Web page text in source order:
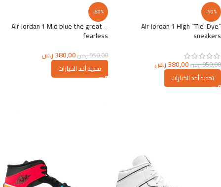
-60%
Air Jordan 1 High “Tie-Dye”
sneakers
950,00ر.س380,00ر.س
تحديد أحد الخيارات
-60%
Air Jordan 1 Mid blue the great –
fearless
950,00ر.س380,00ر.س
تحديد أحد الخيارات